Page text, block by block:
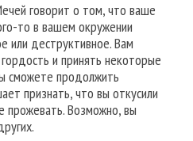
говорит о том, что ваше
то в вашем окружении
или деструктивное. Вам
и принять некоторые
сможете продолжить
признать, что вы откусили
Возможно, вы